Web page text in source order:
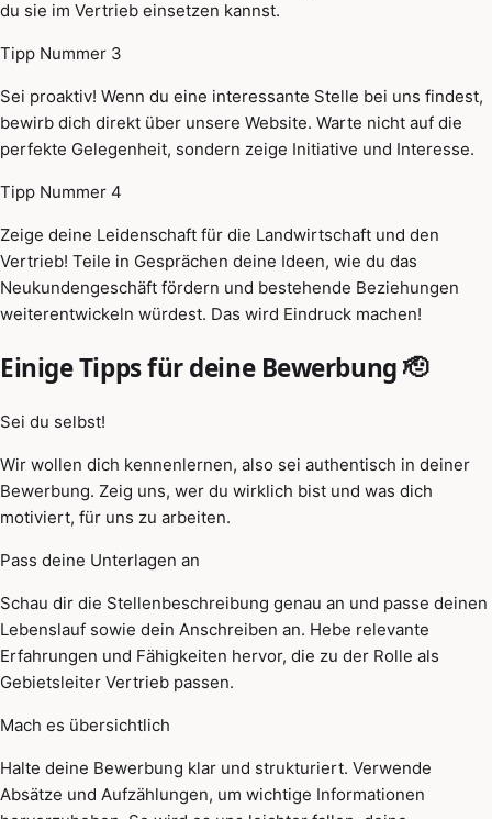
du sie im Vertrieb einsetzen kannst.
Tipp Nummer 3
Sei proaktiv! Wenn du eine interessante Stelle bei uns findest,
bewirb dich direkt über unsere Website. Warte nicht auf die
perfekte Gelegenheit, sondern zeige Initiative und Interesse.
Tipp Nummer 4
Zeige deine Leidenschaft für die Landwirtschaft und den
Vertrieb! Teile in Gesprächen deine Ideen, wie du das
Neukundengeschäft fördern und bestehende Beziehungen
weiterentwickeln würdest. Das wird Eindruck machen!
Einige Tipps für deine Bewerbung 🫡
Sei du selbst!
Wir wollen dich kennenlernen, also sei authentisch in deiner
Bewerbung. Zeig uns, wer du wirklich bist und was dich
motiviert, für uns zu arbeiten.
Pass deine Unterlagen an
Schau dir die Stellenbeschreibung genau an und passe deinen
Lebenslauf sowie dein Anschreiben an. Hebe relevante
Erfahrungen und Fähigkeiten hervor, die zu der Rolle als
Gebietsleiter Vertrieb passen.
Mach es übersichtlich
Halte deine Bewerbung klar und strukturiert. Verwende
Absätze und Aufzählungen, um wichtige Informationen